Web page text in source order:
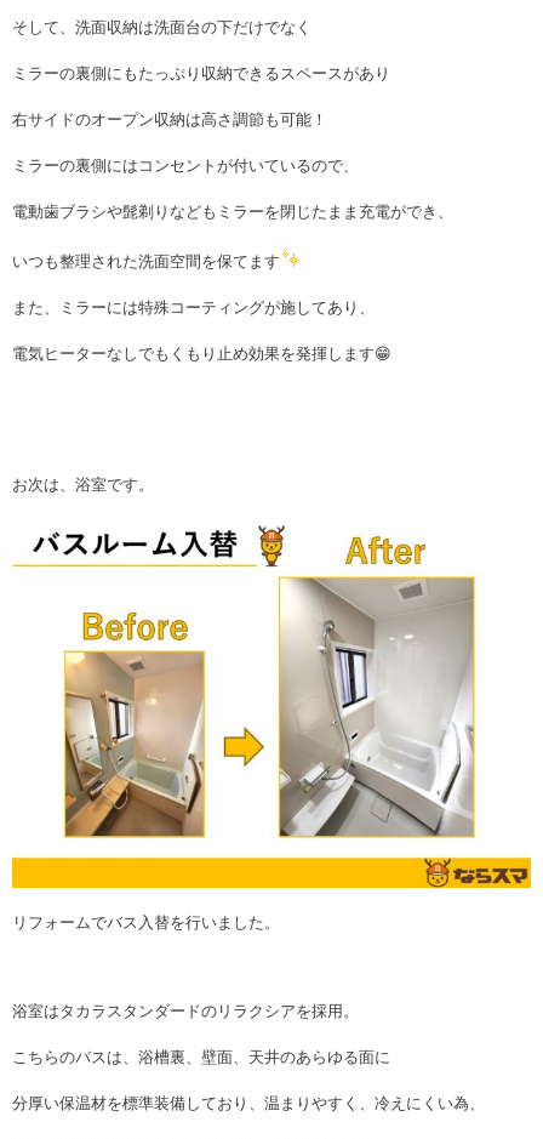
そして、洗面収納は洗面台の下だけでなく
ミラーの裏側にもたっぷり収納できるスペースがあり
右サイドのオープン収納は高さ調節も可能！
ミラーの裏側にはコンセントが付いているので、
電動歯ブラシや髭剃りなどもミラーを閉じたまま充電ができ、
いつも整理された洗面空間を保てます
また、ミラーには特殊コーティングが施してあり、
電気ヒーターなしでもくもり止め効果を発揮します😁
お次は、浴室です。
リフォームでバス入替を行いました。
浴室はタカラスタンダードのリラクシアを採用。
こちらのバスは、浴槽裏、壁面、天井のあらゆる面に
分厚い保温材を標準装備しており、温まりやすく、冷えにくい為、